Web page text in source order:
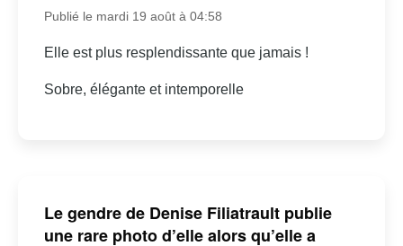
Publié le mardi 19 août à 04:58
Elle est plus resplendissante que jamais !
Sobre, élégante et intemporelle
Le gendre de Denise Filiatrault publie
une rare photo d’elle alors qu’elle a